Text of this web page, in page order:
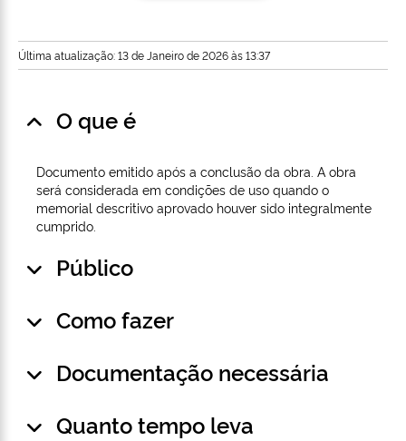
Última atualização: 13 de Janeiro de 2026 às 13:37
O que é
Documento emitido após a conclusão da obra. A obra
será considerada em condições de uso quando o
memorial descritivo aprovado houver sido integralmente
cumprido.
Público
Como fazer
Documentação necessária
Quanto tempo leva